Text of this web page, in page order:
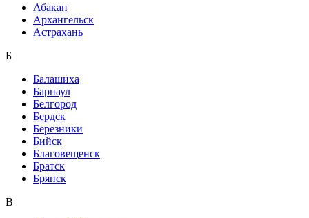
Абакан
Архангельск
Астрахань
Б
Балашиха
Барнаул
Белгород
Бердск
Березники
Бийск
Благовещенск
Братск
Брянск
В